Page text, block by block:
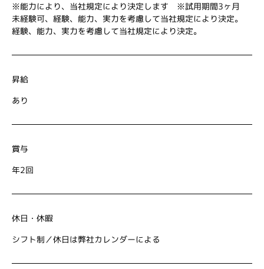
※能力により、当社規定により決定します ※試用期間3ヶ月
未経験可、経験、能力、実力を考慮して当社規定により決定。
経験、能力、実力を考慮して当社規定により決定。
昇給
あり
賞与
年2回
休日・休暇
シフト制／休日は弊社カレンダーによる